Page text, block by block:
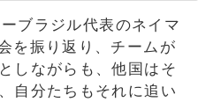
ブラジル代表のネイマ
を振り返り、チームが
しながらも、他国はそ
自分たちもそれに追い